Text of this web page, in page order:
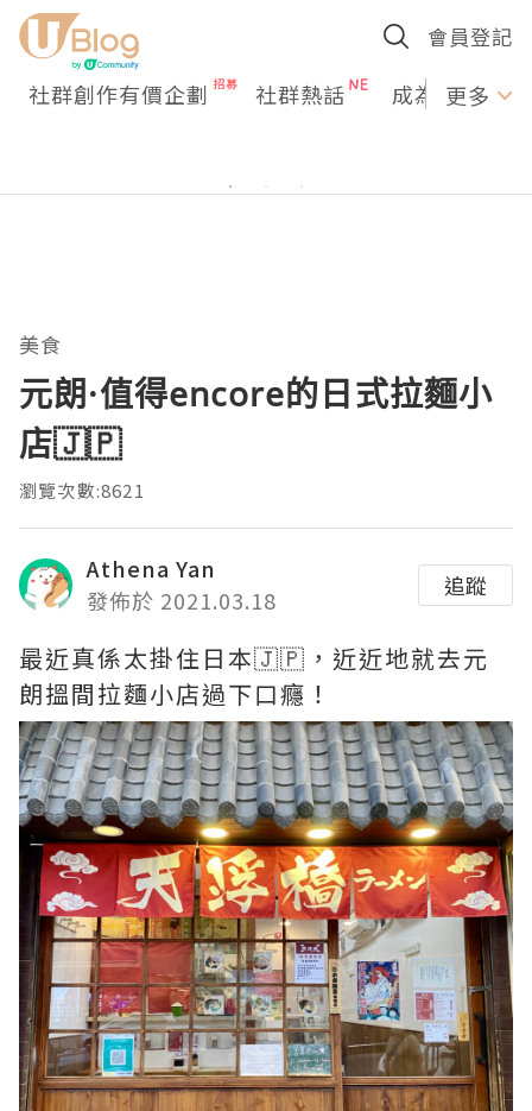
會員登記
社群創作有價企劃 社群熱話 成為U更多
美食
元朗·值得encore的日式拉麵小
店🇯🇵
瀏覽次數:8621
Athena Yan
發佈於 2021.03.18
追蹤
最近真係太掛住日本🇯🇵，近近地就去元
朗搵間拉麵小店過下口癮！